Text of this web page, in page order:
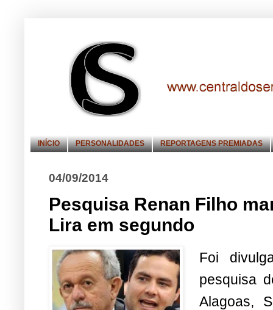
INÍCIO PERSONALIDADES REPORTAGENS PREMIADAS
04/09/2014
Pesquisa Renan Filho
Lira em segundo
Foi
pesquisa
Alagoas,